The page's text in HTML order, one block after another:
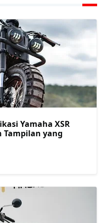
Yamaha XSR
Tampilan yang